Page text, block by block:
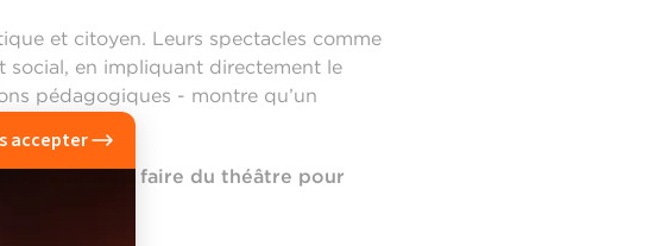
et citoyen. Leurs spectacles comme
social, en impliquant directement le
pédagogiques - montre qu’un
pouvait faire du théâtre pour